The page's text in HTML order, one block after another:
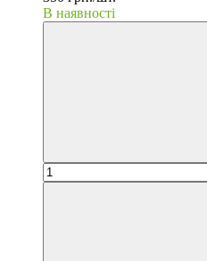
В наявності